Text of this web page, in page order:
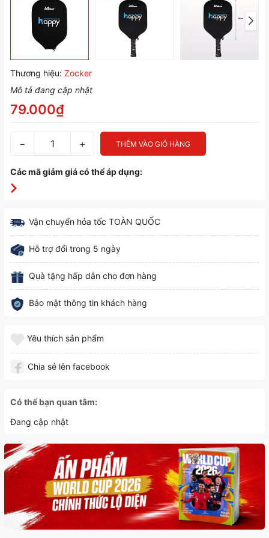
Thương hiệu: Zocker
Mô tả đang cập nhật
79.000₫
− + THÊM VÀO GIỎ HÀNG
Các mã giảm giá có thể áp dụng:
Vận chuyển hỏa tốc TOÀN QUỐC
Hỗ trợ đổi trong 5 ngày
Quà tặng hấp dẫn cho đơn hàng
Bảo mật thông tin khách hàng
Yêu thích sản phẩm
Chia sẻ lên facebook
Có thể bạn quan tâm:
Đang cập nhật